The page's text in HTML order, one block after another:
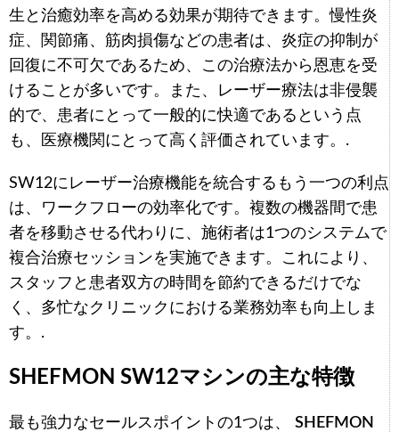
生と治癒効率を高める効果が期待できます。慢性炎
症、関節痛、筋肉損傷などの患者は、炎症の抑制が
回復に不可欠であるため、この治療法から恩恵を受
けることが多いです。また、レーザー療法は非侵襲
的で、患者にとって一般的に快適であるという点
も、医療機関にとって高く評価されています。.
SW12にレーザー治療機能を統合するもう一つの利点
は、ワークフローの効率化です。複数の機器間で患
者を移動させる代わりに、施術者は1つのシステムで
複合治療セッションを実施できます。これにより、
スタッフと患者双方の時間を節約できるだけでな
く、多忙なクリニックにおける業務効率も向上しま
す。.
SHEFMON SW12マシンの主な特徴
最も強力なセールスポイントの1つは、 SHEFMON